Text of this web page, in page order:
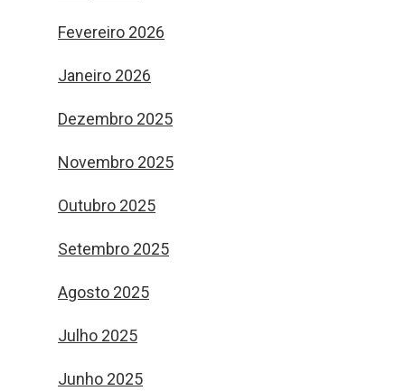
Fevereiro 2026
Janeiro 2026
Dezembro 2025
Novembro 2025
Outubro 2025
Setembro 2025
Agosto 2025
Julho 2025
Junho 2025